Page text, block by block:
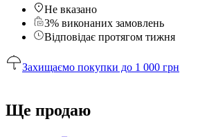
Не вказано
3% виконаних замовлень
Відповідає протягом тижня
Захищаємо покупки до 1 000 грн
Ще продаю